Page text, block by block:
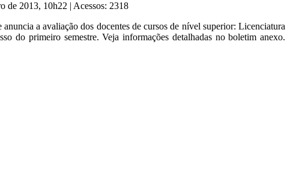
de 2013, 10h22 | Acessos: 2318
a avaliação dos docentes de cursos de nível superior: Licenciatura
do primeiro semestre. Veja informações detalhadas no boletim anexo.